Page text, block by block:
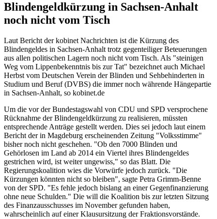
Blindengeldkürzung in Sachsen-Anhalt
noch nicht vom Tisch
Laut Bericht der kobinet Nachrichten ist die Kürzung des
Blindengeldes in Sachsen-Anhalt trotz gegenteiliger Beteuerungen
aus allen politischen Lagern noch nicht vom Tisch. Als "steinigen
Weg vom Lippenbekenntnis bis zur Tat" bezeichnet auch Michael
Herbst vom Deutschen Verein der Blinden und Sehbehinderten in
Studium und Beruf (DVBS) die immer noch währende Hängepartie
in Sachsen-Anhalt, so kobinet.de
Um die vor der Bundestagswahl von CDU und SPD versprochene
Rücknahme der Blindengeldkürzung zu realisieren, müssten
entsprechende Anträge gestellt werden. Dies sei jedoch laut einem
Bericht der in Magdeburg erscheinenden Zeitung "Volksstimme"
bisher noch nicht geschehen. "Ob den 7000 Blinden und
Gehörlosen im Land ab 2014 ein Viertel ihres Blindengeldes
gestrichen wird, ist weiter ungewiss," so das Blatt. Die
Regierungskoalition wies die Vorwürfe jedoch zurück. "Die
Kürzungen könnten nicht so bleiben", sagte Petra Grimm-Benne
von der SPD. "Es fehle jedoch bislang an einer Gegenfinanzierung
ohne neue Schulden." Die will die Koalition bis zur letzten Sitzung
des Finanzausschusses im November gefunden haben,
wahrscheinlich auf einer Klausursitzung der Fraktionsvorstände.